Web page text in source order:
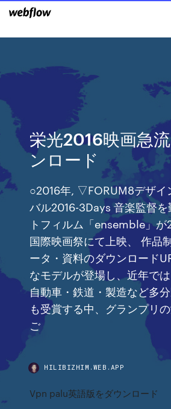
栄光2016映画急
ンロード
○2016年, ▽FORUM8デザイ
バル2016-3Days 音楽監督
トフィルム「ensemble」が
国際映画祭にて上映、 作品
ータ・資料のダウンロード
なモデルが登場し、近年で
自動車・鉄道・製造など多
も受賞する中、グランプリ
ご
HILIBIZHIM.WEB.APP
Vpn palu英語版をダウンロード